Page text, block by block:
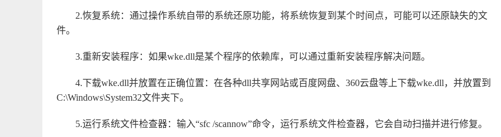
2.恢复系统：通过操作系统自带的系统还原功能，将系统恢复到某个时间点，可能可以还原缺失的文
件。
3.重新安装程序：如果wke.dll是某个程序的依赖库，可以通过重新安装程序解决问题。
4.下载wke.dll并放置在正确位置：在各种dll共享网站或百度网盘、360云盘等上下载wke.dll，并放置到
C:\Windows\System32文件夹下。
5.运行系统文件检查器：输入“sfc /scannow”命令，运行系统文件检查器，它会自动扫描并进行修复。